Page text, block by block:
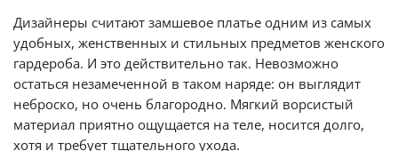
Дизайнеры считают замшевое платье одним из самых
удобных, женственных и стильных предметов женского
гардероба. И это действительно так. Невозможно
остаться незамеченной в таком наряде: он выглядит
неброско, но очень благородно. Мягкий ворсистый
материал приятно ощущается на теле, носится долго,
хотя и требует тщательного ухода.